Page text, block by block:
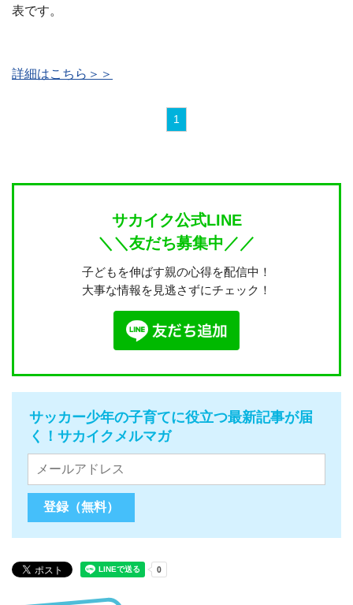
表です。
詳細はこちら＞＞
1
サカイク公式LINE
＼＼友だち募集中／／
子どもを伸ばす親の心得を配信中！
大事な情報を見逃さずにチェック！
サッカー少年の子育てに役立つ最新記事が届
く！サカイクメルマガ